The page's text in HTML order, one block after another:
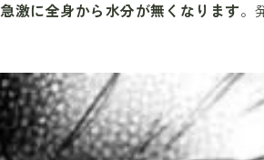
急激に全身から水分が無くなります。